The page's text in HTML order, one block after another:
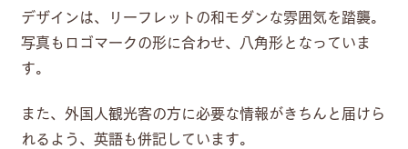
デザインは、リーフレットの和モダンな雰囲気を踏襲。
写真もロゴマークの形に合わせ、八角形となっていま
す。
また、外国人観光客の方に必要な情報がきちんと届けら
れるよう、英語も併記しています。